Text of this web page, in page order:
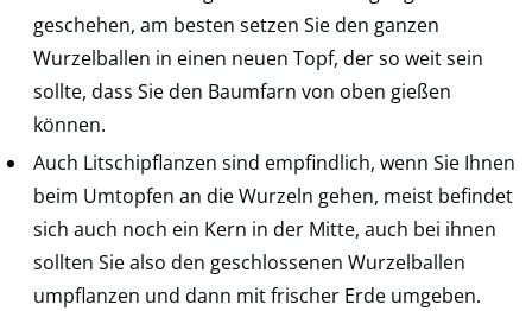
geschehen, am besten setzen Sie den ganzen
Wurzelballen in einen neuen Topf, der so weit sein
sollte, dass Sie den Baumfarn von oben gießen
können.
Auch Litschipflanzen sind empfindlich, wenn Sie Ihnen
beim Umtopfen an die Wurzeln gehen, meist befindet
sich auch noch ein Kern in der Mitte, auch bei ihnen
sollten Sie also den geschlossenen Wurzelballen
umpflanzen und dann mit frischer Erde umgeben.